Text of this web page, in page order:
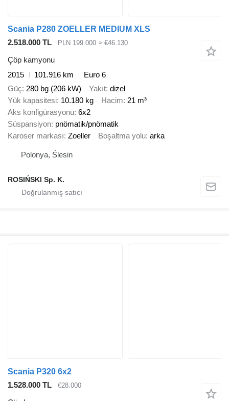
Scania P280 ZOELLER MEDIUM XLS
2.518.000 TL
PLN 199.000 ≈ €46.130
Çöp kamyonu
2015
101.916 km
Euro 6
Güç 280 bg (206 kW) Yakıt dizel
Yük kapasitesi 10.180 kg Hacim 21 m³
Aks konfigürasyonu 6x2
Süspansiyon pnömatik/pnömatik
Karoser markası Zoeller Boşaltma yolu arka
Polonya, Ślesin
ROSIŃSKI Sp. K.
Scania P320 6x2
1.528.000 TL
€28.000